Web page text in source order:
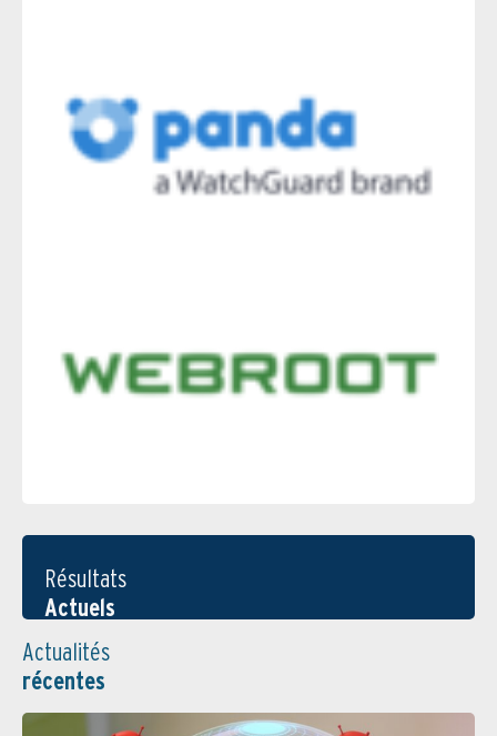
Résultats
Actuels
Actualités
récentes